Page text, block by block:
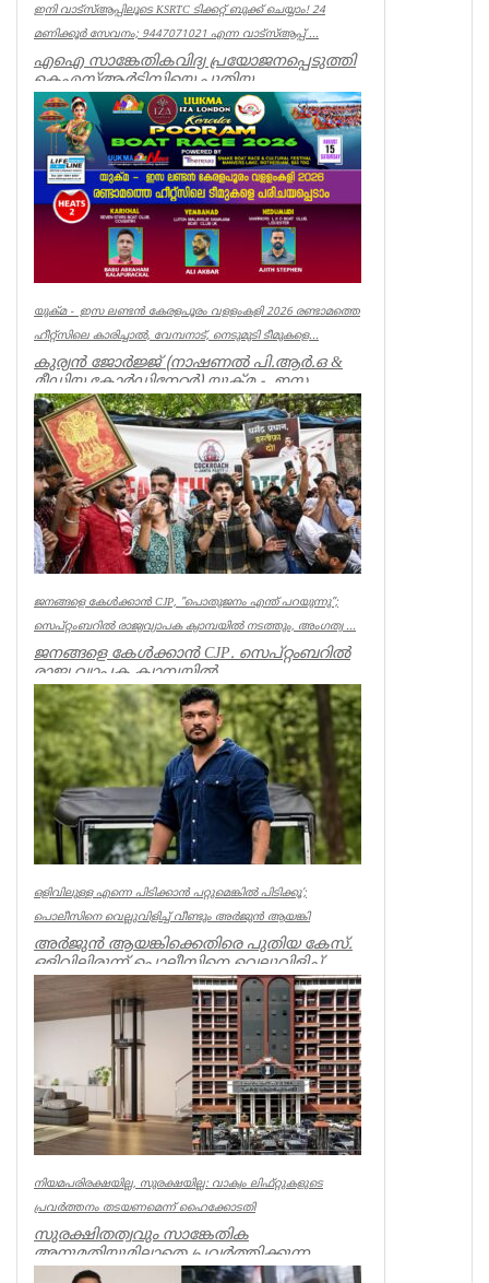
ഇനി വാട്‌സ്ആപ്പിലൂടെ KSRTC ടിക്കറ്റ് ബുക്ക് ചെയ്യാം! 24
മണിക്കൂർ സേവനം; 9447071021 എന്ന വാട്സ്ആപ്പ് ...
എഐ സാങ്കേതികവിദ്യ പ്രയോജനപ്പെടുത്തി
കെഎസ്ആർടിസിയെ പുതിയ
യുഗത്തിലേക്ക് നയിക്കുകയാണ് ലക്ഷ്യമെന്ന്
ഗതാ...
Kerala
യുക്മ - ഇസ ലണ്ടൻ കേരളപൂരം വളളംകളി 2026 രണ്ടാമത്തെ
ഹീറ്റ്സിലെ കാരിച്ചാൽ, വേമ്പനാട്, നെടുമുടി ടീമുകളെ...
കുര്യൻ ജോർജ്ജ് (നാഷണൽ പി.ആർ.ഒ &
മീഡിയ കോർഡിനേറ്റർ) യുക്മ - ഇസ
ലണ്ടൻ കേരളപൂരം വ...
Associations
ജനങ്ങളെ കേൾക്കാൻ CJP, ”പൊതുജനം എന്ത് പറയുന്നു”;
സെപ്റ്റംബറിൽ രാജ്യവ്യാപക ക്യാമ്പയിൽ നടത്തും, അംഗത്വ ...
ജനങ്ങളെ കേൾക്കാൻ CJP. സെപ്റ്റംബറിൽ
രാജ്യ വ്യാപക ക്യാമ്പയിൽ
നടത്തും.”പൊതുജനം എന്ത് പറയുന്നു” എന്ന
പേ...
India
ഒളിവിലുള്ള എന്നെ പിടിക്കാൻ പറ്റുമെങ്കിൽ പിടിക്കൂ’;
പൊലീസിനെ വെല്ലുവിളിച്ച് വീണ്ടും അർജുൻ ആയങ്കി
അർജുൻ ആയങ്കിക്കെതിരെ പുതിയ കേസ്.
ഒളിവിലിരുന്ന് പൊലീസിനെ വെല്ലുവിളിച്ച്
ഭീഷണിപ്പെടുത്തിയതിനാണ് കേസ്....
Kerala
നിയമപരിരക്ഷയില്ല, സുരക്ഷയില്ല: വാക്വം ലിഫ്റ്റുകളുടെ
പ്രവര്‍ത്തനം തടയണമെന്ന് ഹൈക്കോടതി
സുരക്ഷിതത്വവും സാങ്കേതിക
അനുമതിയുമില്ലാതെ പ്രവര്‍ത്തിക്കുന്ന
അനധികൃത വാക്വം ലിഫ്റ്റുകളുടെ പ്രവര്‍ത്...